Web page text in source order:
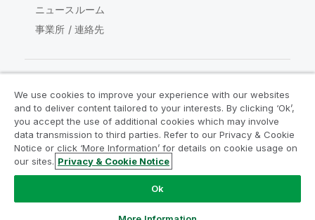
ニュースルーム
事業所 / 連絡先
Qlik コミュニティ
法的契約 製品規約
Legal Policies
リーガルポリシー
利用規約
Do Not Share My Info
Copyright © 1993-2026 QlikTech International AB.無断複写・
We use cookies to improve your experience with our websites
and to deliver content tailored to your interests. By clicking ‘Ok’,
you accept the use of additional cookies which may involve
data transmission to third parties. Refer to our Privacy & Cookie
Notice or click ‘More Information’ for details on cookie usage on
our sites. Privacy & Cookie Notice
Ok